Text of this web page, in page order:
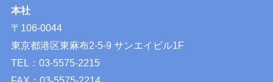
本社
〒106-0044
東京都港区東麻布2-5-9 サンエイビル1F
TEL：03-5575-2215